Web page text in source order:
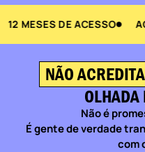
MESES DE ACESSO
NÃO
Não é
É gente de verdade
com